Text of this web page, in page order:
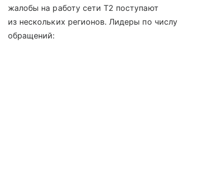
жалобы на работу сети T2 поступают
из нескольких регионов. Лидеры по числу
обращений: